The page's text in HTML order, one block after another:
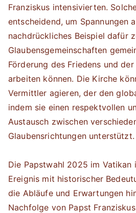
Franziskus intensivierten.
entscheidend, um Spannungen
nachdrückliches Beispiel dafür
Glaubensgemeinschaften
Förderung des Friedens und
arbeiten können. Die Kirche
Vermittler agieren, der den
indem sie einen respektvollen
Austausch zwischen
Glaubensrichtungen unterstützt.
Die Papstwahl 2025 im Vatikan
Ereignis mit historischer
die Abläufe und Erwartungen
Nachfolge von Papst